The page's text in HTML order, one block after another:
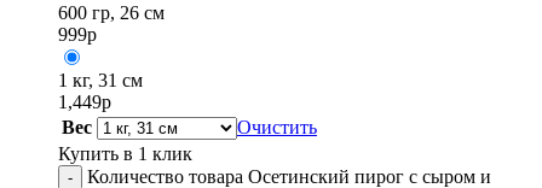
600 гр, 26 см
999р
1 кг, 31 см
1,449р
Вес
Очистить
Купить в 1 клик
-
Количество товара Осетинский пирог с сыром и